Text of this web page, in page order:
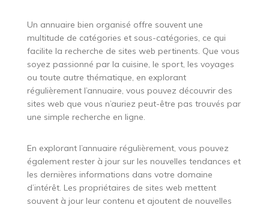
Un annuaire bien organisé offre souvent une
multitude de catégories et sous-catégories, ce qui
facilite la recherche de sites web pertinents. Que vous
soyez passionné par la cuisine, le sport, les voyages
ou toute autre thématique, en explorant
régulièrement l’annuaire, vous pouvez découvrir des
sites web que vous n’auriez peut-être pas trouvés par
une simple recherche en ligne.
En explorant l’annuaire régulièrement, vous pouvez
également rester à jour sur les nouvelles tendances et
les dernières informations dans votre domaine
d’intérêt. Les propriétaires de sites web mettent
souvent à jour leur contenu et ajoutent de nouvelles